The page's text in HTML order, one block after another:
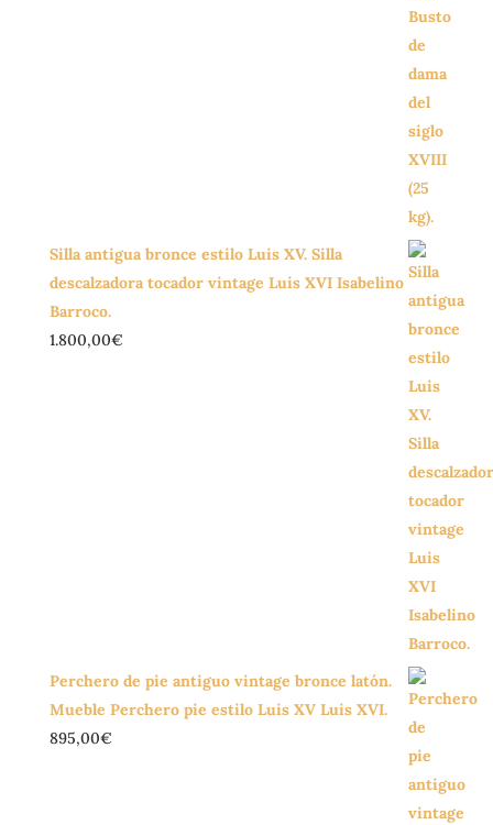
Silla antigua bronce estilo Luis XV. Silla
descalzadora tocador vintage Luis XVI Isabelino
Barroco.
1.800,00€
Perchero de pie antiguo vintage bronce latón.
Mueble Perchero pie estilo Luis XV Luis XVI.
895,00€